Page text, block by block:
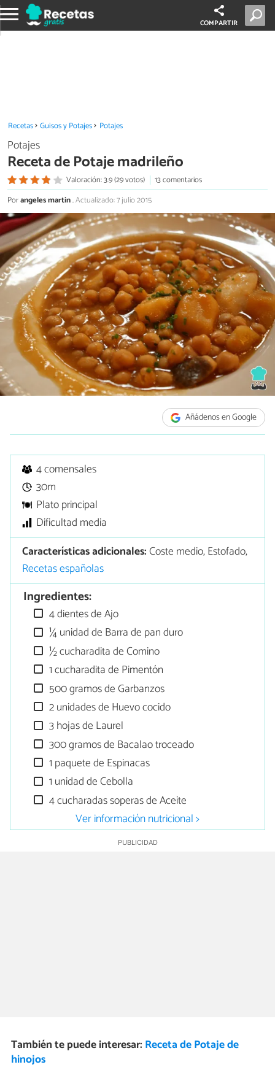
COMPARTIR
Recetas Guisos y Potajes Potajes
Potajes
Receta de Potaje madrileño
Valoración: 3.9 (29 votos)
13 comentarios
Porangeles martin.Actualizado: 7 julio 2015
Añádenos en Google
4 comensales
30m
Plato principal
Dificultad media
Características adicionales:Coste medio, Estofado,
Recetas españolas
Ingredientes:
4 dientes de Ajo
¼ unidad de Barra de pan duro
½ cucharadita de Comino
1 cucharadita de Pimentón
500 gramos de Garbanzos
2 unidades de Huevo cocido
3 hojas de Laurel
300 gramos de Bacalao troceado
1 paquete de Espinacas
1 unidad de Cebolla
4 cucharadas soperas de Aceite
Ver información nutricional >
También te puede interesar: Receta de Potaje de
hinojos